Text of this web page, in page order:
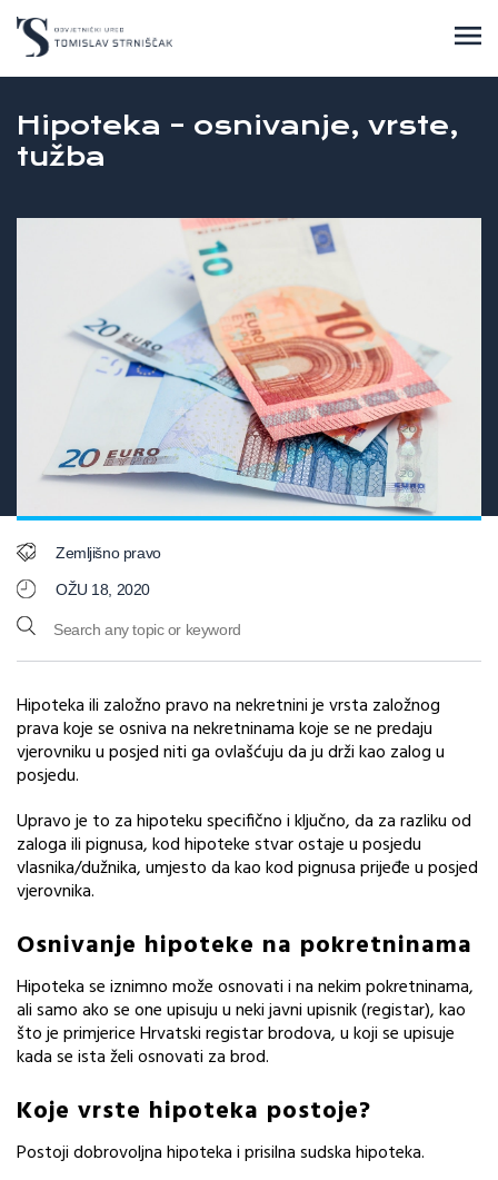
Hipoteka – osnivanje, vrste,
tužba
Zemljišno pravo
OŽU 18, 2020
Hipoteka ili založno pravo na nekretnini je vrsta založnog
prava koje se osniva na nekretninama koje se ne predaju
vjerovniku u posjed niti ga ovlašćuju da ju drži kao zalog u
posjedu.
Upravo je to za hipoteku specifično i ključno, da za razliku od
zaloga ili pignusa, kod hipoteke stvar ostaje u posjedu
vlasnika/dužnika, umjesto da kao kod pignusa prijeđe u posjed
vjerovnika.
Osnivanje hipoteke na pokretninama
Hipoteka se iznimno može osnovati i na nekim pokretninama,
ali samo ako se one upisuju u neki javni upisnik (registar), kao
što je primjerice Hrvatski registar brodova, u koji se upisuje
kada se ista želi osnovati za brod.
Koje vrste hipoteka postoje?
Postoji dobrovoljna hipoteka i prisilna sudska hipoteka.